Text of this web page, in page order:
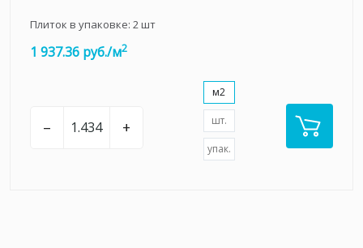
Плиток в упаковке: 2шт
1 937.36 руб./м2
– +
м2
шт.
упак.